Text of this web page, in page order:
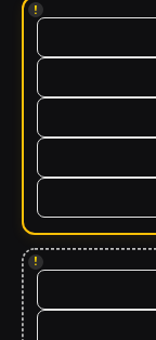
!
!